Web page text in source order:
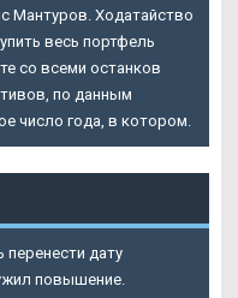
Мантуров. Ходатайство
весь портфель
со всеми останков
по данным
число года, в котором.
перенести дату
повышение.